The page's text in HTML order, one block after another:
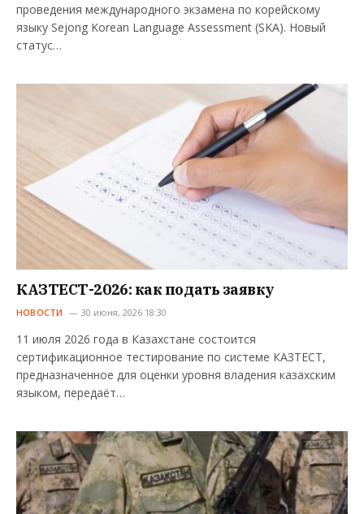
проведения международного экзамена по корейскому
языку Sejong Korean Language Assessment (SKA). Новый
статус…
КАЗТЕСТ-2026: как подать заявку
НОВОСТИ 30 июня, 2026 18:30
11 июля 2026 года в Казахстане состоится
сертификационное тестирование по системе КАЗТЕСТ,
предназначенное для оценки уровня владения казахским
языком, передаёт…